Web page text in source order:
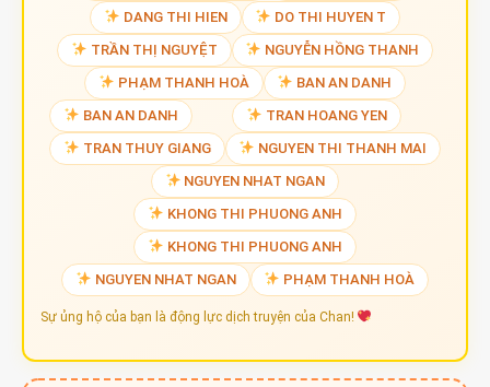
DANG THI HIEN
DO THI HUYEN T
TRẦN THỊ NGUYỆT
NGUYỄN HỒNG THANH
PHẠM THANH HOÀ
BAN AN DANH
BAN AN DANH
TRAN HOANG YEN
TRAN THUY GIANG
NGUYEN THI THANH MAI
NGUYEN NHAT NGAN
KHONG THI PHUONG ANH
KHONG THI PHUONG ANH
NGUYEN NHAT NGAN
PHẠM THANH HOÀ
Sự ủng hộ của bạn là động lực dịch truyện của Chan!